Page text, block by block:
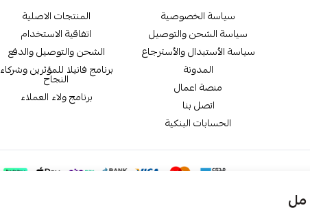
سياسة الخصوصية
سياسة الشحن والتوصيل
سياسة الأستبدال والأسترجاع
المدونة
منصة اعمال
اتصل بنا
الحسابات البنكية
المنتجات الاصلية
اتفاقية الاستخدام
الشحن والتوصيل والدفع
برنامج فانيلا للمؤثرين وشركاء
النجاح
برنامج ولاء العملاء